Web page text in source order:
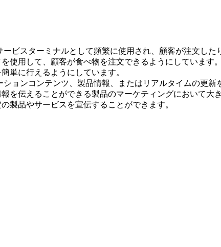
ビスターミナルとして頻繁に使用され、顧客が注文し
使用して、顧客が食べ物を注文できるようにしています
単に行えるようにしています。
ションコンテンツ、製品情報、またはリアルタイムの更
を伝えることができる製品のマーケティングにおいて大
製品やサービスを宣伝することができます。